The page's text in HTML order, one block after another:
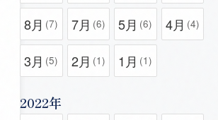
8月 (7) 7月 (6) 5月 (6) 4月 (4)
3月 (5) 2月 (1) 1月 (1)
2022年